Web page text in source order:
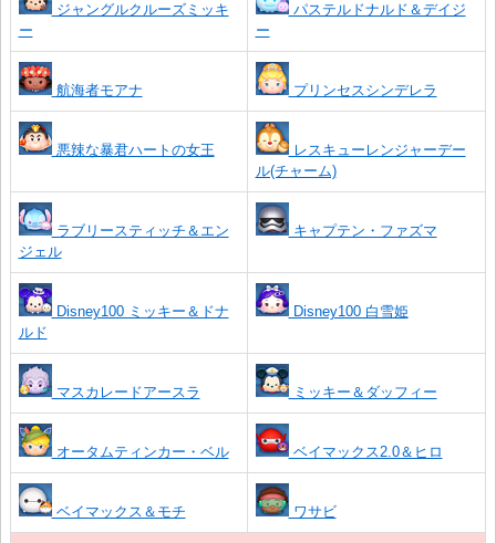
ジャングルクルーズミッキ
ー
パステルドナルド＆デイジ
ー
航海者モアナ プリンセスシンデレラ
悪辣な暴君ハートの女王
レスキューレンジャーデー
ル(チャーム)
ラブリースティッチ＆エン
ジェル
キャプテン・ファズマ
Disney100 ミッキー＆ドナ
ルド
Disney100 白雪姫
マスカレードアースラ ミッキー＆ダッフィー
オータムティンカー・ベル ベイマックス2.0＆ヒロ
ベイマックス＆モチ ワサビ